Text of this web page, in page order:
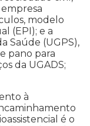
modelo
(EPI); e a
Saúde (UGPS),
pano para
da UGADS;
à
é o